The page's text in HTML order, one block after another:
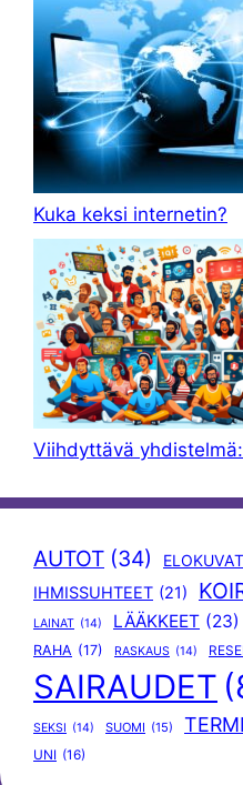
Kuka keksi internetin?
Viihdyttävä
AUTOT (34) ELOKUVAT
IHMISSUHTEET (21)
LAINAT (14) LÄÄKKEET (23)
RAHA (17) RASKAUS (14)
SAIRAUDET
SEKSI (14) SUOMI (15)
UNI (16)